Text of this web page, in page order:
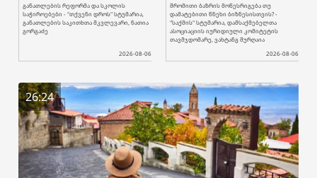
განათლების რეფორმა და სკოლის
საჭიროებები - "თქვენი დროს" სტუმარია,
განათლების საკითხთა მკვლევარი, ნათია
გორგაძე
2026-08-06
შრომითი ბაზრის მოწესრიგება თუ
დამატებითი წნეხი ბიზნესისთვის? -
"საქმის" სტუმარია, დამსაქმებელთა
ასოციაციის იურიდიული კომიტეტის
თავმჯდომარე, ვახტანგ შურღაია
2026-08-06
26:24